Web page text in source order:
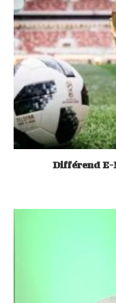
Différend E-